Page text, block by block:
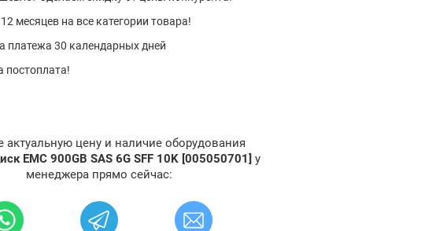
месяцев на все категории товара!
платежа 30 календарных дней
постоплата!
актуальную цену и наличие оборудования
EMC 900GB SAS 6G SFF 10K [005050701] у
менеджера прямо сейчас: